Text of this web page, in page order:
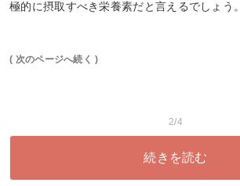
極的に摂取すべき栄養素だと言えるでしょう。
( 次のページへ続く )
2/4
続きを読む